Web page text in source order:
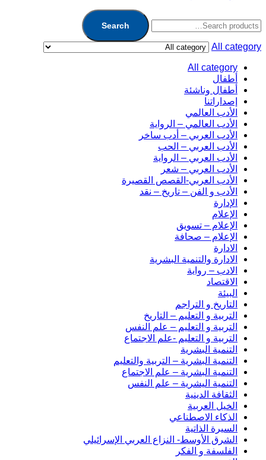
Search
All category
All category
أطفال
أطفال وناشئة
إصداراتنا
الأدب العالمي
الأدب العالمي – الرواية
الأدب العربي – أدب ساخر
الأدب العربي – الحب
الأدب العربي – الرواية
الأدب العربي – شعر
الأدب العربي-القصص القصيرة
الأدب و الفن – تاريخ – نقد
الإدارة
الإعلام
الإعلام – تسويق
الإعلام – صحافة
الادارة
الادارة والتنمية البشرية
الادب – رواية
الاقتصاد
البيئة
التاريخ و التراجم
التربية و التعليم – التاريخ
التربية و التعليم – علم النفس
التربية و التعليم -علم الاجتماع
التنمية البشرية
التنمية البشرية – التربية والتعليم
التنمية البشرية – علم الاجتماع
التنمية اليشرية – علم النفس
الثقافة الدينية
الخيل العربية
الذكاء الاصطناعي
السيرة الذاتية
الشرق الأوسط- النزاع العربي الإسرائيلي
الفلسفة و الفكر